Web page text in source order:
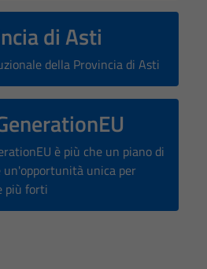
di Asti
della Provincia di Asti
è più che un piano di
un'opportunità unica per
più forti